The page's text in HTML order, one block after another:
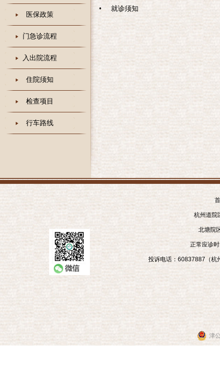
医保政策
门急诊流程
入出院流程
住院须知
检查项目
行车路线
• 就诊须知
杭州道院
北塘院
正常应诊
投诉电话：60837887（杭
津